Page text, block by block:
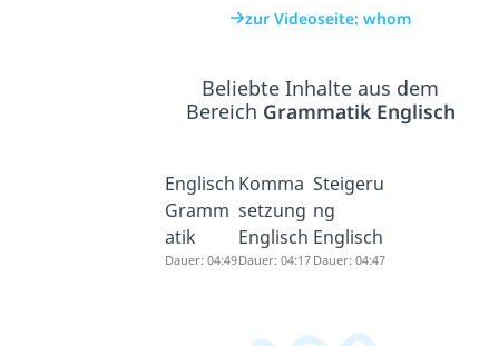
zur Videoseite: whom
Beliebte Inhalte aus dem
Bereich Grammatik Englisch
Englisch
Gramm
atik
Dauer: 04:49
Komma
setzung
Englisch
Dauer: 04:17
Steigeru
ng
Englisch
Dauer: 04:47